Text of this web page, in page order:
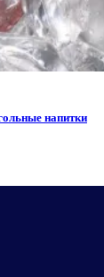
напитки